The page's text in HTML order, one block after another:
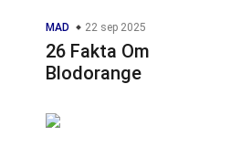
MAD 22 sep 2025
26 Fakta Om
Blodorange